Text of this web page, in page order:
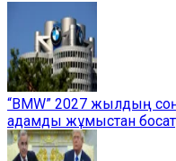
“BMW” 2027 жылдың
адамды жұмыстан